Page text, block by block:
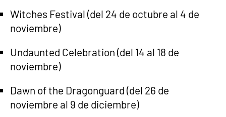
Witches Festival (del 24 de octubre al 4 de
noviembre)
Undaunted Celebration (del 14 al 18 de
noviembre)
Dawn of the Dragonguard (del 26 de
noviembre al 9 de diciembre)